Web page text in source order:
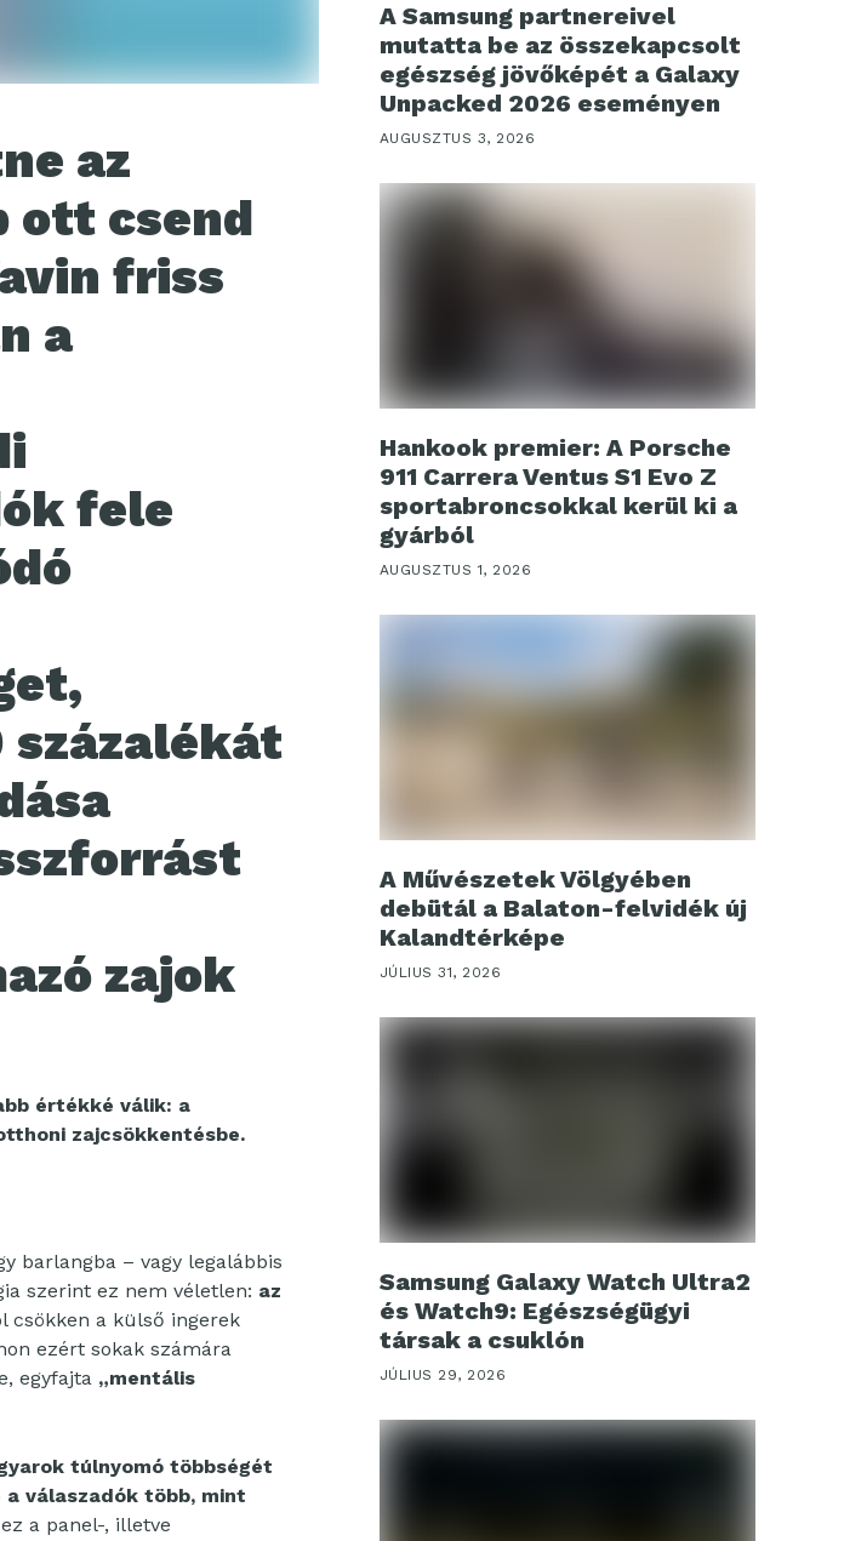
az
ott csend
friss
a
fele
százalékát
zajok
értékké válik: a
zajcsökkentésbe.
barlangba – vagy legalábbis
szerint ez nem véletlen: az
csökken a külső ingerek
ezért sokak számára
egyfajta „mentális
túlnyomó többségét
válaszadók több, mint
a panel-, illetve
A Samsung partnereivel
mutatta be az összekapcsolt
egészség jövőképét a Galaxy
Unpacked 2026 eseményen
AUGUSZTUS 3, 2026
Hankook premier: A Porsche
911 Carrera Ventus S1 Evo Z
sportabroncsokkal kerül ki a
gyárból
AUGUSZTUS 1, 2026
A Művészetek Völgyében
debütál a Balaton-felvidék új
Kalandtérképe
JÚLIUS 31, 2026
Samsung Galaxy Watch Ultra2
és Watch9: Egészségügyi
társak a csuklón
JÚLIUS 29, 2026